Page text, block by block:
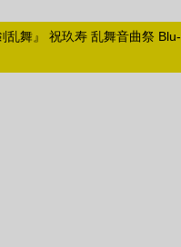
乱舞』 祝玖寿 乱舞音曲祭 Blu-